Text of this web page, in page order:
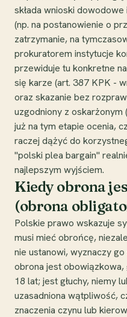
składa wnioski
(np. na postanowienie o
zatrzymanie, na
prokuratorem instytucje
przewiduje tu konkretne
się karze (art. 387 KPK -
oraz skazanie bez
uzgodniony z oskarżonym
już na tym etapie ocenia,
raczej dążyć do
"polski plea bargain"
najlepszym wyjściem.
Kiedy obrona
(obrona
Polskie prawo wskazuje
musi mieć obrońcę,
nie ustanowi, wyznaczy
obrona jest obowiązkowa,
18 lat; jest głuchy, niemy
uzasadniona wątpliwość,
znaczenia czynu lub